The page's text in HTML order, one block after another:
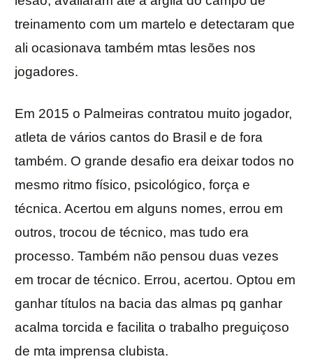
treinamento com um martelo e detectaram que
ali ocasionava também mtas lesões nos
jogadores.
Em 2015 o Palmeiras contratou muito jogador,
atleta de vários cantos do Brasil e de fora
também. O grande desafio era deixar todos no
mesmo ritmo físico, psicológico, força e
técnica. Acertou em alguns nomes, errou em
outros, trocou de técnico, mas tudo era
processo. Também não pensou duas vezes
em trocar de técnico. Errou, acertou. Optou em
ganhar títulos na bacia das almas pq ganhar
acalma torcida e facilita o trabalho preguiçoso
de mta imprensa clubista.